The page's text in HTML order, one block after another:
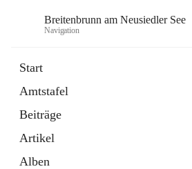
Breitenbrunn am Neusiedler See
Navigation
Start
Amtstafel
Beiträge
Artikel
Alben
18 Schnellzugriffe
Gemeindeservice